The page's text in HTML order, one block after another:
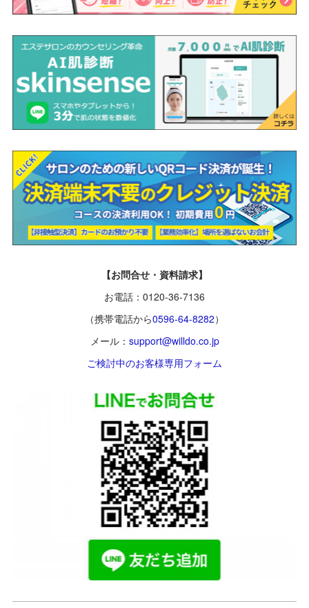
【お問合せ・資料請求】
お電話：0120-36-7136
（携帯電話から0596-64-8282）
メール： support@willdo.co.jp
ご検討中のお客様専用フォーム